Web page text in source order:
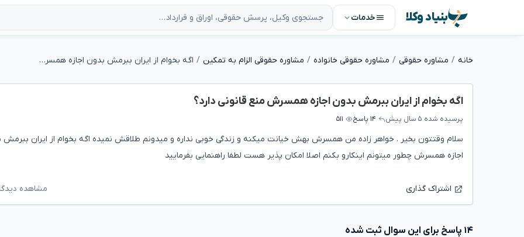
بنیاد وکلا خدمات
خانه مشاوره حقوقی مشاوره حقوقی خانواده مشاوره حقوقی الزام به تمکین اگه بخوام از ایران ببرمش بدون اجازه همسرش منع قانونی دارد؟
اگه بخوام از ایران ببرمش بدون اجازه همسرش منع قانونی دارد؟
پرسیده شده ۵ سال پیش ۱۴ پاسخ ۵۱۱
سلام وقتتون بخیر . خواهر زاده من همسرش بهش خیانت میکنه و زندگی خوبی نداره و میدونم طلاقش نمیده اگه بخوام از ایران ببرمش
اجازه همسرش چطور میتونم اینکارو بکنم اصلا امکان پذیر هست لطفا راهنمایی بفرمایید
اشتراک گذاری مشاهده
۱۴ پاسخ برای این سوال ثبت شده